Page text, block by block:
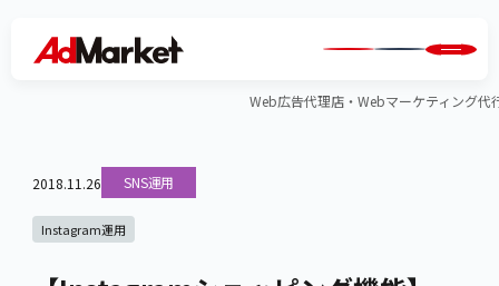
Web広告代理店・Webマーケティング代
2018.11.26 SNS運用
Instagram運用